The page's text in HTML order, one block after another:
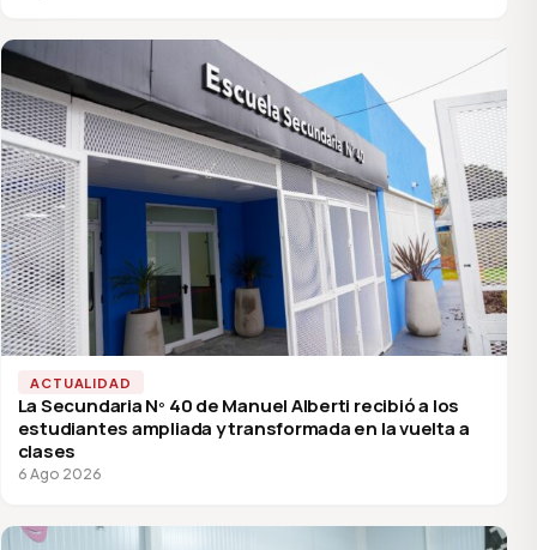
ACTUALIDAD
La Secundaria Nº 40 de Manuel Alberti recibió a los
estudiantes ampliada y transformada en la vuelta a
clases
6 Ago 2026